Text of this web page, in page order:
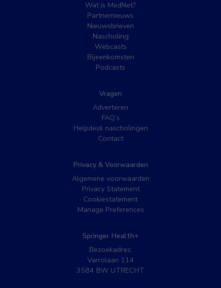
Wat is MedNet?
Partnernieuws
Nieuwsbrieven
Nascholing
Webcasts
Bijeenkomsten
Podcasts
Vragen
Adverteren
FAQ’s
Helpdesk nascholingen
Contact
Privacy & Voorwaarden
Algemene voorwaarden
Privacy Statement
Cookiestatement
Manage Preferences
Springer Health+
Bezoekadres:
Varrolaan 114
3584 BW UTRECHT